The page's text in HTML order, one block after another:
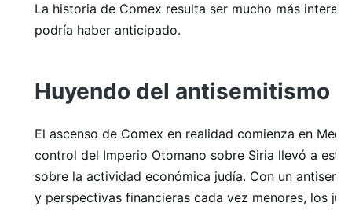
La historia de Comex resulta ser mucho más
podría haber anticipado.
Huyendo del antisemitismo
El ascenso de Comex en realidad comienza en
control del Imperio Otomano sobre Siria llevó a
sobre la actividad económica judía. Con un
y perspectivas financieras cada vez menores, los